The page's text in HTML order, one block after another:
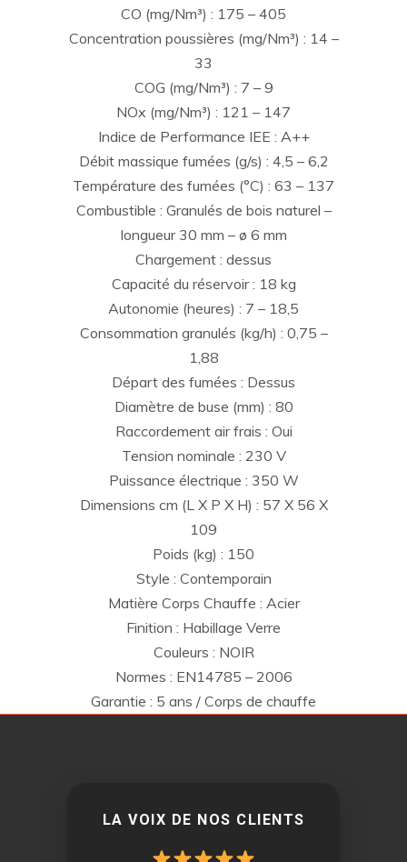
CO (mg/Nm³) : 175 – 405
Concentration poussières (mg/Nm³) : 14 –
33
COG (mg/Nm³) : 7 – 9
NOx (mg/Nm³) : 121 – 147
Indice de Performance IEE : A++
Débit massique fumées (g/s) : 4,5 – 6,2
Température des fumées (°C) : 63 – 137
Combustible : Granulés de bois naturel –
longueur 30 mm – ø 6 mm
Chargement : dessus
Capacité du réservoir : 18 kg
Autonomie (heures) : 7 – 18,5
Consommation granulés (kg/h) : 0,75 –
1,88
Départ des fumées : Dessus
Diamètre de buse (mm) : 80
Raccordement air frais : Oui
Tension nominale : 230 V
Puissance électrique : 350 W
Dimensions cm (L X P X H) : 57 X 56 X
109
Poids (kg) : 150
Style : Contemporain
Matière Corps Chauffe : Acier
Finition : Habillage Verre
Couleurs : NOIR
Normes : EN14785 – 2006
Garantie : 5 ans / Corps de chauffe
LA VOIX DE NOS CLIENTS